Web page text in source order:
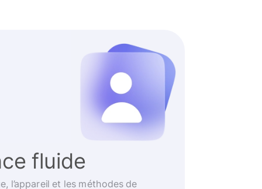
fluide
l’appareil et les méthodes de